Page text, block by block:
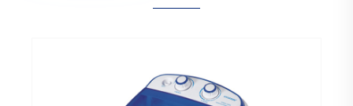
Piccola lavatrice baby